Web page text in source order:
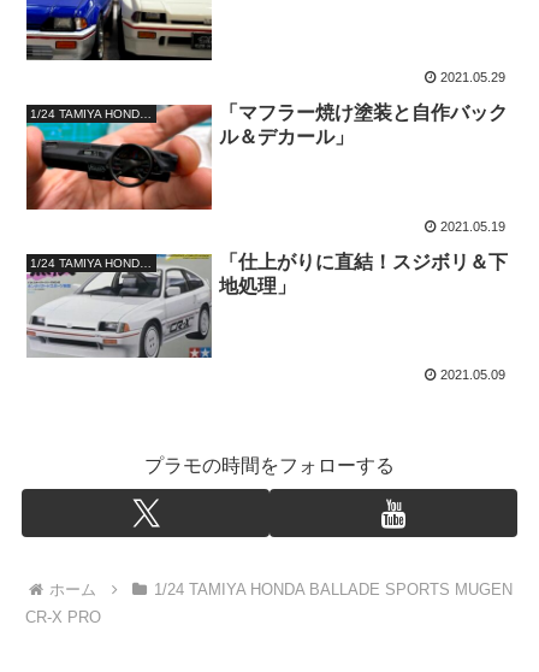
2021.05.29
1/24 TAMIYA HONDA BALLADE SPORTS MUGEN CR-X PRO
「マフラー焼け塗装と自作バック
ル＆デカール」
2021.05.19
「仕上がりに直結！スジボリ＆下
地処理」
2021.05.09
プラモの時間をフォローする
ホーム
1/24 TAMIYA HONDA BALLADE SPORTS MUGEN
CR-X PRO